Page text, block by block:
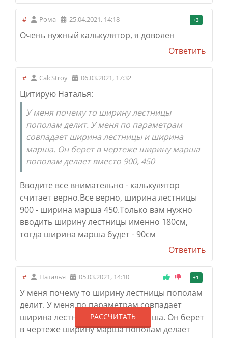
РАССЧИТАТЬ
# Рома 25.04.2021, 14:18 +3
Очень нужный калькулятор, я доволен
Ответить
# CalcStroy 06.03.2021, 17:32
Цитирую Наталья:
У меня почему то ширину лестницы
пополам делит. У меня по параметрам
совпадает ширина лестницы и ширина
марша. Он берет в чертеже ширину марша
пополам делает вместо 900, 450
Вводите все внимательно - калькулятор
считает верно.Все верно, ширина лестницы
900 - ширина марша 450.Только вам нужно
вводить ширину лестницы именно 180см,
тогда ширина марша будет - 90см
Ответить
# Наталья 05.03.2021, 14:10 +1
У меня почему то ширину лестницы пополам
делит. У меня по параметрам совпадает
ширина лестницы и ширина марша. Он берет
в чертеже ширину марша пополам делает